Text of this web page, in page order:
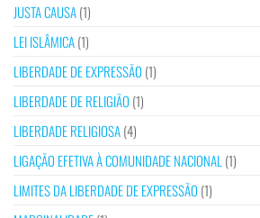
JUSTA CAUSA(1)
LEI ISLÂMICA(1)
LIBERDADE DE EXPRESSÃO (1)
LIBERDADE DE RELIGIÃO (1)
LIBERDADE RELIGIOSA(4)
LIGAÇÃO EFETIVA À COMUNIDADE NACIONAL(1)
LIMITES DA LIBERDADE DE EXPRESSÃO (1)